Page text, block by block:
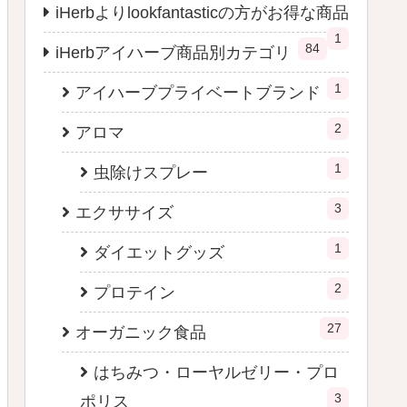
iHerbよりlookfantasticの方がお得な商品
1
iHerbアイハーブ商品別カテゴリ 84
アイハーブプライベートブランド 1
アロマ 2
虫除けスプレー 1
エクササイズ 3
ダイエットグッズ 1
プロテイン 2
オーガニック食品 27
はちみつ・ローヤルゼリー・プロ
ポリス
3